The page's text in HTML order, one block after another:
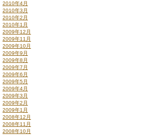
2010年4月
2010年3月
2010年2月
2010年1月
2009年12月
2009年11月
2009年10月
2009年9月
2009年8月
2009年7月
2009年6月
2009年5月
2009年4月
2009年3月
2009年2月
2009年1月
2008年12月
2008年11月
2008年10月